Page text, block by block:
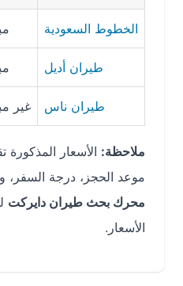
الخطوط السعودية مباشرة
طيران أديل مباشرة
طيران ناس غير مباشرة
ملاحظة:الأسعار المذكورة
موعد الحجز، درجة السفر،
محرك بحث طيران دايركت
الأسعار.